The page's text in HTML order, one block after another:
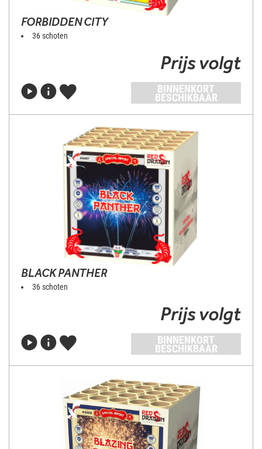
FORBIDDEN CITY
36 schoten
Prijs volgt
BINNENKORT
BESCHIKBAAR
BLACK PANTHER
36 schoten
Prijs volgt
BINNENKORT
BESCHIKBAAR